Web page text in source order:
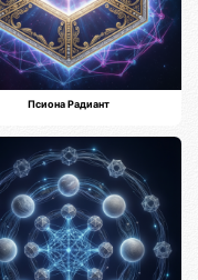
Псиона Радиант